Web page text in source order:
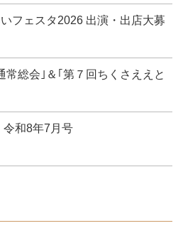
フェスタ2026 出演・出店大募
常総会｣＆｢第７回ちくさええと
令和8年7月号